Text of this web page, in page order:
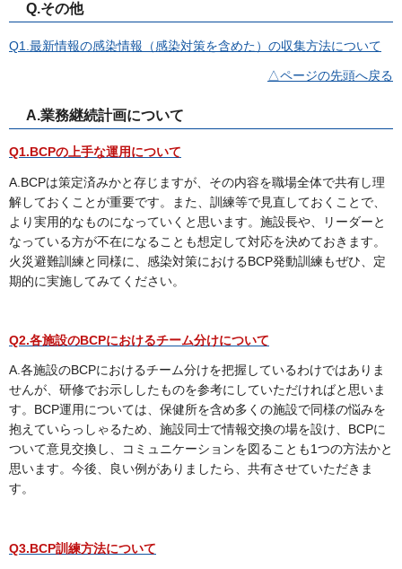
Q.その他
Q1.最新情報の感染情報（感染対策を含めた）の収集方法について
△ページの先頭へ戻る
A.業務継続計画について
Q1.BCPの上手な運用について
A.BCPは策定済みかと存じますが、その内容を職場全体で共有し理
解しておくことが重要です。また、訓練等で見直しておくことで、
より実用的なものになっていくと思います。施設長や、リーダーと
なっている方が不在になることも想定して対応を決めておきます。
火災避難訓練と同様に、感染対策におけるBCP発動訓練もぜひ、定
期的に実施してみてください。
Q2.各施設のBCPにおけるチーム分けについて
A.各施設のBCPにおけるチーム分けを把握しているわけではありま
せんが、研修でお示ししたものを参考にしていただければと思いま
す。BCP運用については、保健所を含め多くの施設で同様の悩みを
抱えていらっしゃるため、施設同士で情報交換の場を設け、BCPに
ついて意見交換し、コミュニケーションを図ることも1つの方法かと
思います。今後、良い例がありましたら、共有させていただきま
す。
Q3.BCP訓練方法について